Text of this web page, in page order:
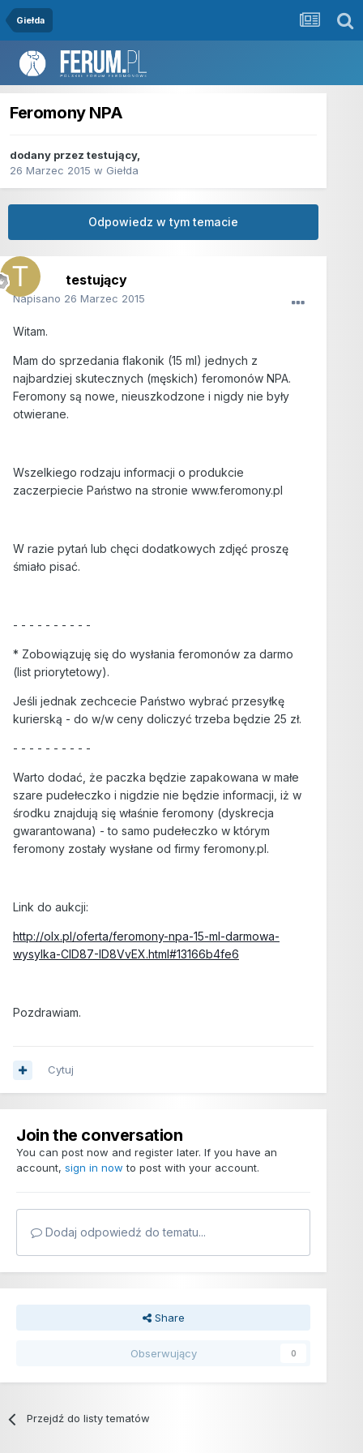
Giełda
Feromony NPA
dodany przez testujący,
26 Marzec 2015 w Giełda
Odpowiedz w tym temacie
testujący
Napisano 26 Marzec 2015
Witam.
Mam do sprzedania flakonik (15 ml) jednych z
najbardziej skutecznych (męskich) feromonów NPA.
Feromony są nowe, nieuszkodzone i nigdy nie były
otwierane.
Wszelkiego rodzaju informacji o produkcie
zaczerpiecie Państwo na stronie www.feromony.pl
W razie pytań lub chęci dodatkowych zdjęć proszę
śmiało pisać.
- - - - - - - - - -
* Zobowiązuję się do wysłania feromonów za darmo
(list priorytetowy).
Jeśli jednak zechcecie Państwo wybrać przesyłkę
kurierską - do w/w ceny doliczyć trzeba będzie 25 zł.
- - - - - - - - - -
Warto dodać, że paczka będzie zapakowana w małe
szare pudełeczko i nigdzie nie będzie informacji, iż w
środku znajdują się właśnie feromony (dyskrecja
gwarantowana) - to samo pudełeczko w którym
feromony zostały wysłane od firmy feromony.pl.
Link do aukcji:
http://olx.pl/oferta/feromony-npa-15-ml-darmowa-
wysylka-CID87-ID8VvEX.html#13166b4fe6
Pozdrawiam.
Cytuj
Join the conversation
You can post now and register later. If you have an
account, sign in now to post with your account.
Dodaj odpowiedź do tematu...
Share
Obserwujący 0
Przejdź do listy tematów